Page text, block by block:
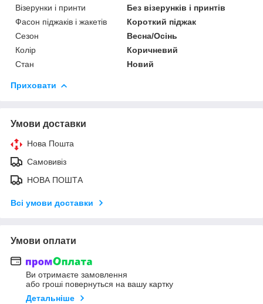
Візерунки і принти
Без візерунків і принтів
Фасон піджаків і жакетів
Короткий піджак
Сезон
Весна/Осінь
Колір
Коричневий
Стан
Новий
Приховати
Умови доставки
Нова Пошта
Самовивіз
НОВА ПОШТА
Всі умови доставки
Умови оплати
Ви отримаєте замовлення
або гроші повернуться на вашу картку
Детальніше